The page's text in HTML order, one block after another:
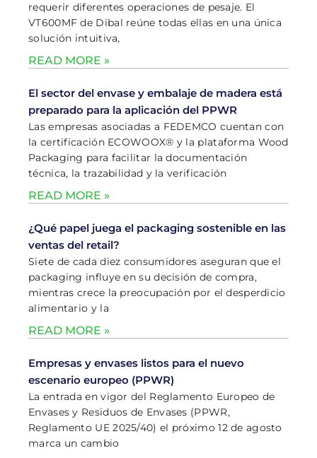
requerir diferentes operaciones de pesaje. El
VT600MF de Dibal reúne todas ellas en una única
solución intuitiva,
READ MORE »
El sector del envase y embalaje de madera está
preparado para la aplicación del PPWR
Las empresas asociadas a FEDEMCO cuentan con
la certificación ECOWOOX® y la plataforma Wood
Packaging para facilitar la documentación
técnica, la trazabilidad y la verificación
READ MORE »
¿Qué papel juega el packaging sostenible en las
ventas del retail?
Siete de cada diez consumidores aseguran que el
packaging influye en su decisión de compra,
mientras crece la preocupación por el desperdicio
alimentario y la
READ MORE »
Empresas y envases listos para el nuevo
escenario europeo (PPWR)
La entrada en vigor del Reglamento Europeo de
Envases y Residuos de Envases (PPWR,
Reglamento UE 2025/40) el próximo 12 de agosto
marca un cambio